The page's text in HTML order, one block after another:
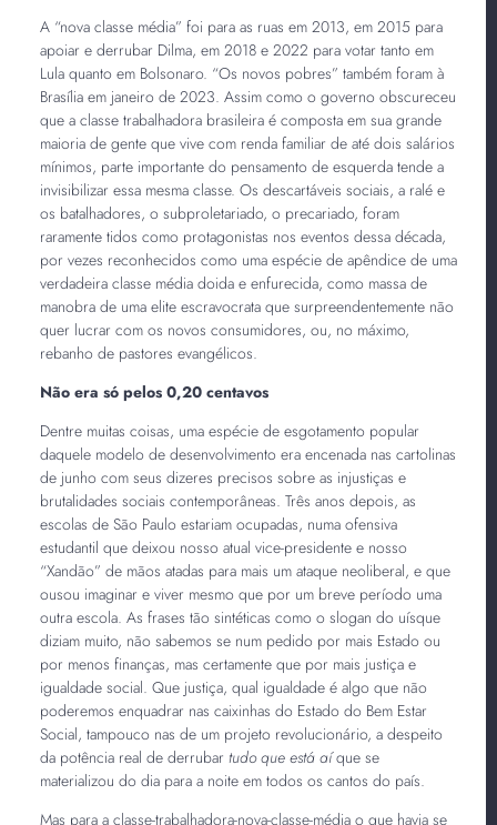
A “nova classe média” foi para as ruas em 2013, em 2015 para
apoiar e derrubar Dilma, em 2018 e 2022 para votar tanto em
Lula quanto em Bolsonaro. “Os novos pobres” também foram à
Brasília em janeiro de 2023. Assim como o governo obscureceu
que a classe trabalhadora brasileira é composta em sua grande
maioria de gente que vive com renda familiar de até dois salários
mínimos, parte importante do pensamento de esquerda tende a
invisibilizar essa mesma classe. Os descartáveis sociais, a ralé e
os batalhadores, o subproletariado, o precariado, foram
raramente tidos como protagonistas nos eventos dessa década,
por vezes reconhecidos como uma espécie de apêndice de uma
verdadeira classe média doida e enfurecida, como massa de
manobra de uma elite escravocrata que surpreendentemente não
quer lucrar com os novos consumidores, ou, no máximo,
rebanho de pastores evangélicos.
Não era só pelos 0,20 centavos
Dentre muitas coisas, uma espécie de esgotamento popular
daquele modelo de desenvolvimento era encenada nas cartolinas
de junho com seus dizeres precisos sobre as injustiças e
brutalidades sociais contemporâneas. Três anos depois, as
escolas de São Paulo estariam ocupadas, numa ofensiva
estudantil que deixou nosso atual vice-presidente e nosso
“Xandão” de mãos atadas para mais um ataque neoliberal, e que
ousou imaginar e viver mesmo que por um breve período uma
outra escola. As frases tão sintéticas como o slogan do uísque
diziam muito, não sabemos se num pedido por mais Estado ou
por menos finanças, mas certamente que por mais justiça e
igualdade social. Que justiça, qual igualdade é algo que não
poderemos enquadrar nas caixinhas do Estado do Bem Estar
Social, tampouco nas de um projeto revolucionário, a despeito
da potência real de derrubar tudo que está aíque se
materializou do dia para a noite em todos os cantos do país.
Mas para a classe-trabalhadora-nova-classe-média o que havia se